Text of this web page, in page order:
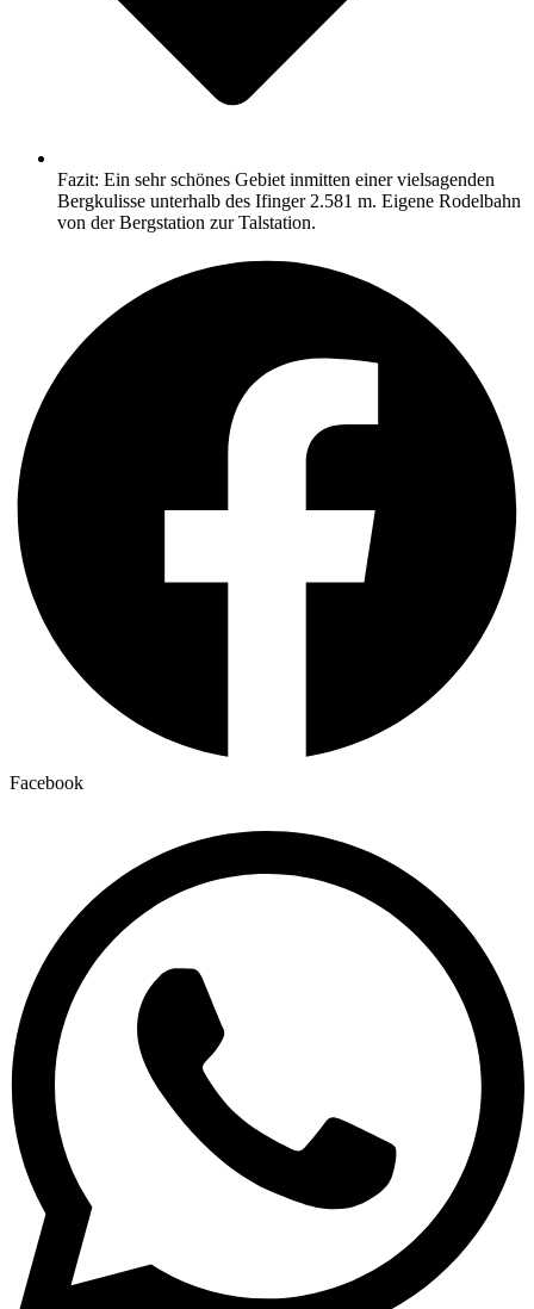
Fazit: Ein sehr schönes Gebiet inmitten einer vielsagenden
Bergkulisse unterhalb des Ifinger 2.581 m. Eigene Rodelbahn
von der Bergstation zur Talstation.
Facebook